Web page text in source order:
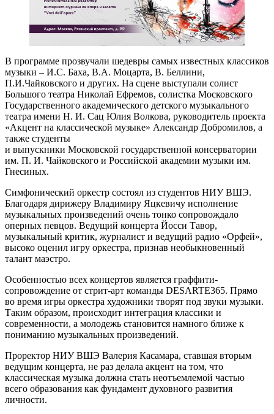
В программе прозвучали шедевры самых известных классиков
музыки – И.С. Баха, В.А. Моцарта, В. Беллини,
П.И.Чайковского и других. На сцене выступали солист
Большого театра Николай Ефремов, солистка Московского
Государственного академического детского музыкального
театра имени Н. И. Сац Юлия Волкова, руководитель проекта
«Акцент на классической музыке» Александр Добромилов, а
также студенты
и выпускники Московской государственной консерватории
им. П. И. Чайковского и Российской академии музыки им.
Гнесиных.
Симфонический оркестр состоял из студентов НИУ ВШЭ.
Благодаря дирижеру Владимиру Яцкевичу исполнение
музыкальных произведений очень тонко сопровождало
оперных певцов. Ведущий концерта Йосси Тавор,
музыкальный критик, журналист и ведущий радио «Орфей»,
высоко оценил игру оркестра, признав необыкновенный
талант маэстро.
Особенностью всех концертов является граффити-
сопровождение от стрит-арт команды DESARTE365. Прямо
во время игры оркестра художники творят под звуки музыки.
Таким образом, происходит интеграция классики и
современности, а молодежь становится намного ближе к
пониманию музыкальных произведений.
Проректор НИУ ВШЭ Валерия Касамара, ставшая вторым
ведущим концерта, не раз делала акцент на том, что
классическая музыка должна стать неотъемлемой частью
всего образования как фундамент духовного развития
личности.